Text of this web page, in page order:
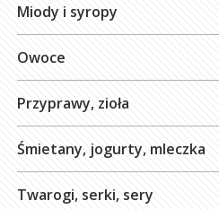
Miody i syropy
Owoce
Przyprawy, zioła
Śmietany, jogurty, mleczka
Twarogi, serki, sery